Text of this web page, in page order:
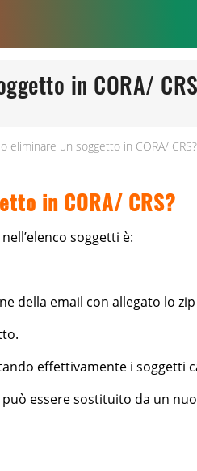
in CORA/
eliminare un soggetto in CORA/ CRS?
in CORA/ CRS?
soggetti è:
della email con allegato lo
effettivamente i soggetti
essere sostituito da un